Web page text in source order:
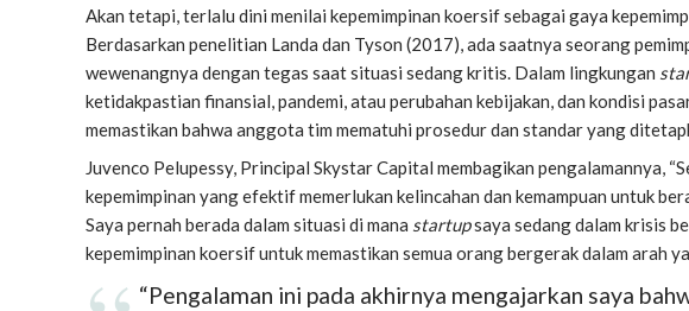
Akan tetapi, terlalu dini menilai kepemimpinan koersif sebagai gaya
Berdasarkan penelitian Landa dan Tyson (2017), ada saatnya seorang
wewenangnya dengan tegas saat situasi sedang kritis. Dalam lingkungan
ketidakpastian finansial, pandemi, atau perubahan kebijakan, dan kondisi
memastikan bahwa anggota tim mematuhi prosedur dan standar yang
Juvenco Pelupessy, Principal Skystar Capital membagikan pengalamannya,
kepemimpinan yang efektif memerlukan kelincahan dan kemampuan untuk
Saya pernah berada dalam situasi di mana startupsaya sedang dalam krisis
kepemimpinan koersif untuk memastikan semua orang bergerak dalam arah
“Pengalaman ini pada akhirnya mengajarkan saya